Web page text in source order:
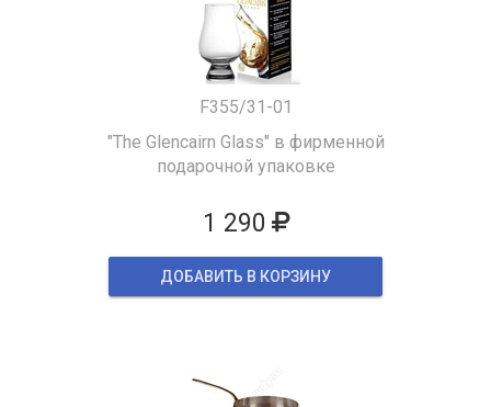
F355/31-01
"The Glencairn Glass" в фирменной
подарочной упаковке
1 290
ДОБАВИТЬ В КОРЗИНУ